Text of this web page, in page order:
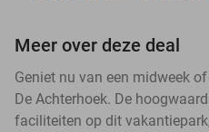
Meer over deze deal
Geniet nu van een midweek
De Achterhoek. De
faciliteiten op dit